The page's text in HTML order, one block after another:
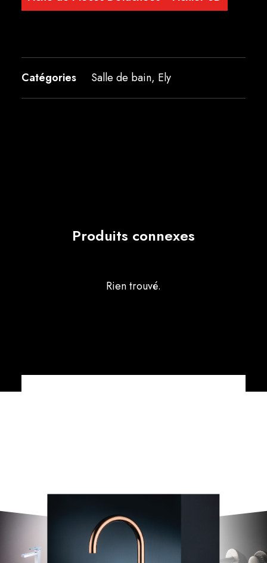
Catégories Salle de bain, Ely
Produits connexes
Rien trouvé.